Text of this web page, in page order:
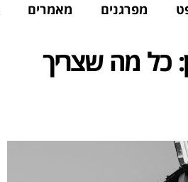
מפרגנים מאמרים
כל מה שצריך